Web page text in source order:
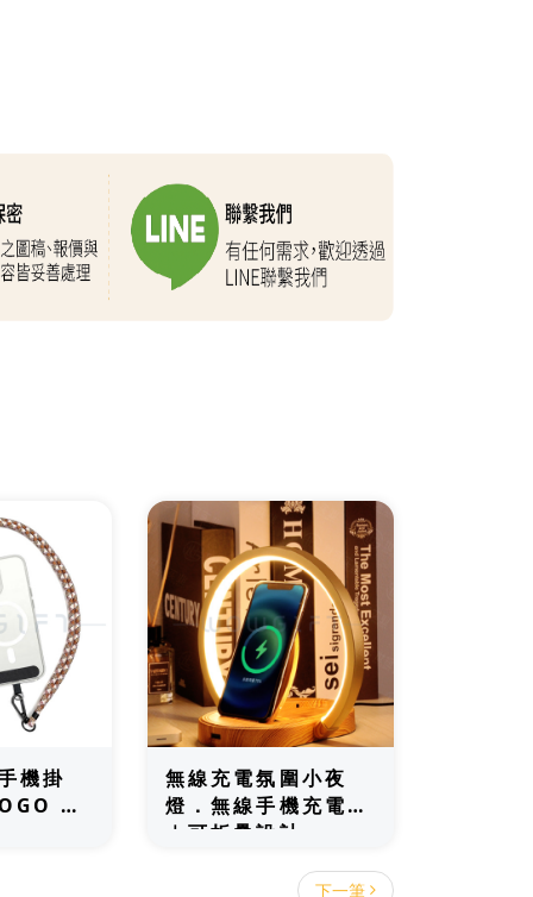
機掛
手
無線充電氛圍小夜
燈．無線手機充電檯
｜可折疊設計
下一筆